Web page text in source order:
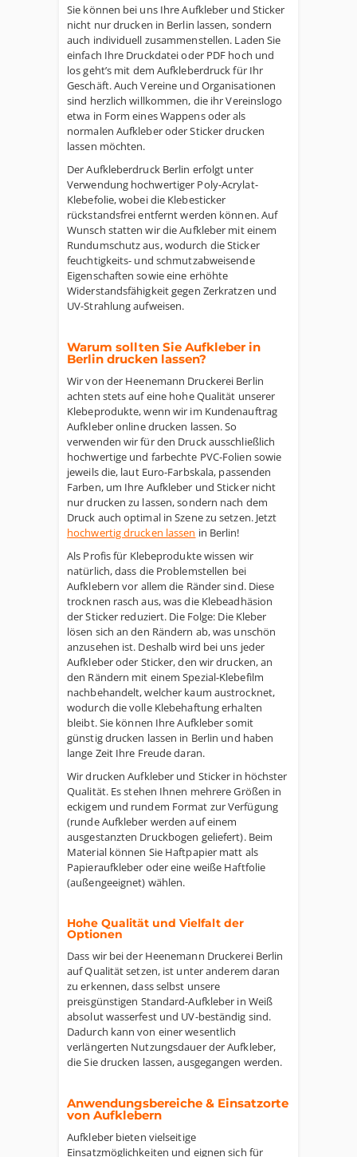
Sie können bei uns Ihre Aufkleber und Sticker
nicht nur drucken in Berlin lassen, sondern
auch individuell zusammenstellen. Laden Sie
einfach Ihre Druckdatei oder PDF hoch und
los geht’s mit dem Aufkleberdruck für Ihr
Geschäft. Auch Vereine und Organisationen
sind herzlich willkommen, die ihr Vereinslogo
etwa in Form eines Wappens oder als
normalen Aufkleber oder Sticker drucken
lassen möchten.
Der Aufkleberdruck Berlin erfolgt unter
Verwendung hochwertiger Poly-Acrylat-
Klebefolie, wobei die Klebesticker
rückstandsfrei entfernt werden können. Auf
Wunsch statten wir die Aufkleber mit einem
Rundumschutz aus, wodurch die Sticker
feuchtigkeits- und schmutzabweisende
Eigenschaften sowie eine erhöhte
Widerstandsfähigkeit gegen Zerkratzen und
UV-Strahlung aufweisen.
Warum sollten Sie Aufkleber in
Berlin drucken lassen?
Wir von der Heenemann Druckerei Berlin
achten stets auf eine hohe Qualität unserer
Klebeprodukte, wenn wir im Kundenauftrag
Aufkleber online drucken lassen. So
verwenden wir für den Druck ausschließlich
hochwertige und farbechte PVC-Folien sowie
jeweils die, laut Euro-Farbskala, passenden
Farben, um Ihre Aufkleber und Sticker nicht
nur drucken zu lassen, sondern nach dem
Druck auch optimal in Szene zu setzen. Jetzt
hochwertig drucken lassen in Berlin!
Als Profis für Klebeprodukte wissen wir
natürlich, dass die Problemstellen bei
Aufklebern vor allem die Ränder sind. Diese
trocknen rasch aus, was die Klebeadhäsion
der Sticker reduziert. Die Folge: Die Kleber
lösen sich an den Rändern ab, was unschön
anzusehen ist. Deshalb wird bei uns jeder
Aufkleber oder Sticker, den wir drucken, an
den Rändern mit einem Spezial-Klebefilm
nachbehandelt, welcher kaum austrocknet,
wodurch die volle Klebehaftung erhalten
bleibt. Sie können Ihre Aufkleber somit
günstig drucken lassen in Berlin und haben
lange Zeit Ihre Freude daran.
Wir drucken Aufkleber und Sticker in höchster
Qualität. Es stehen Ihnen mehrere Größen in
eckigem und rundem Format zur Verfügung
(runde Aufkleber werden auf einem
ausgestanzten Druckbogen geliefert). Beim
Material können Sie Haftpapier matt als
Papieraufkleber oder eine weiße Haftfolie
(außengeeignet) wählen.
Hohe Qualität und Vielfalt der
Optionen
Dass wir bei der Heenemann Druckerei Berlin
auf Qualität setzen, ist unter anderem daran
zu erkennen, dass selbst unsere
preisgünstigen Standard-Aufkleber in Weiß
absolut wasserfest und UV-beständig sind.
Dadurch kann von einer wesentlich
verlängerten Nutzungsdauer der Aufkleber,
die Sie drucken lassen, ausgegangen werden.
Anwendungsbereiche & Einsatzorte
von Aufklebern
Aufkleber bieten vielseitige
Einsatzmöglichkeiten und eignen sich für